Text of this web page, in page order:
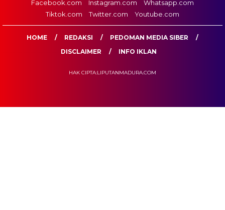
Facebook.com
Instagram.com
Whatsapp.com
Tiktok.com
Twitter.com Youtube.com
HOME REDAKSI
PEDOMAN MEDIA SIBER
DISCLAIMER
INFO IKLAN
HAK CIPTA:LIPUTANMADURA.COM